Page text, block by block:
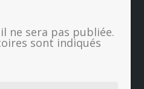
ne sera pas publiée.
sont indiqués